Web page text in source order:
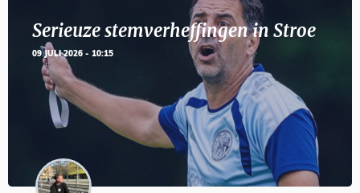
Serieuze stemverheffingen in Stroe
09 JULI 2026 - 10:15